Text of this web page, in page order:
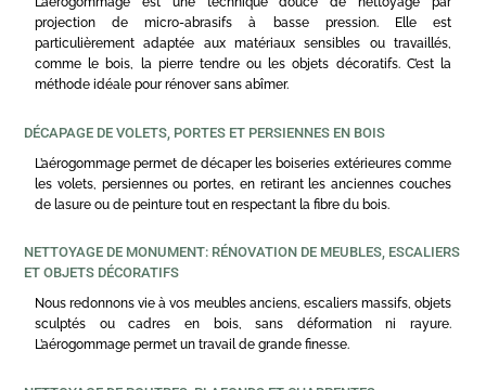
projection de micro-abrasifs à basse pression. Elle est
particulièrement adaptée aux matériaux sensibles ou travaillés,
comme le bois, la pierre tendre ou les objets décoratifs. C’est la
méthode idéale pour rénover sans abîmer.
DÉCAPAGE DE VOLETS, PORTES ET PERSIENNES EN BOIS
L’aérogommage permet de décaper les boiseries extérieures comme
les volets, persiennes ou portes, en retirant les anciennes couches
de lasure ou de peinture tout en respectant la fibre du bois.
NETTOYAGE DE MONUMENT: RÉNOVATION DE MEUBLES, ESCALIERS
ET OBJETS DÉCORATIFS
Nous redonnons vie à vos meubles anciens, escaliers massifs, objets
sculptés ou cadres en bois, sans déformation ni rayure.
L’aérogommage permet un travail de grande finesse.